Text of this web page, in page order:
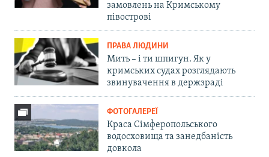
замовлень на Кримському
півострові
ПРАВА ЛЮДИНИ
Мить – і ти шпигун. Як у
кримських судах розглядають
звинувачення в держзраді
ФОТОГАЛЕРЕЇ
Краса Сімферопольського
водосховища та занедбаність
довкола